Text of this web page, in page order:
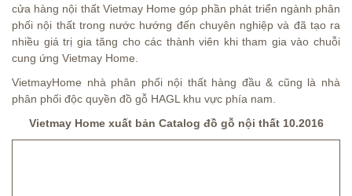
cửa hàng nội thất Vietmay Home góp phần phát triển ngành phân
phối nội thất trong nước hướng đến chuyên nghiệp và đã tạo ra
nhiều giá trị gia tăng cho các thành viên khi tham gia vào chuỗi
cung ứng Vietmay Home.
VietmayHome nhà phân phối nội thất hàng đầu & cũng là nhà
phân phối độc quyền đồ gỗ HAGL khu vực phía nam.
Vietmay Home xuất bản Catalog đồ gỗ nội thất 10.2016